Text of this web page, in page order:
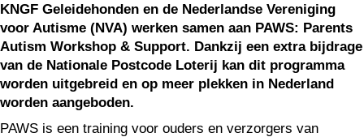
KNGF Geleidehonden en de Nederlandse Vereniging
voor Autisme (NVA) werken samen aan PAWS: Parents
Autism Workshop & Support. Dankzij een extra bijdrage
van de Nationale Postcode Loterij kan dit programma
worden uitgebreid en op meer plekken in Nederland
worden aangeboden.
PAWS is een training voor ouders en verzorgers van